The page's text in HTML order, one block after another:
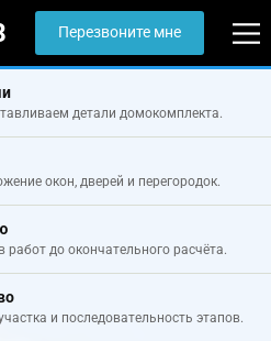
Перезвоните мне
детали домокомплекта.
окон, дверей и перегородок.
до окончательного расчёта.
и последовательность этапов.